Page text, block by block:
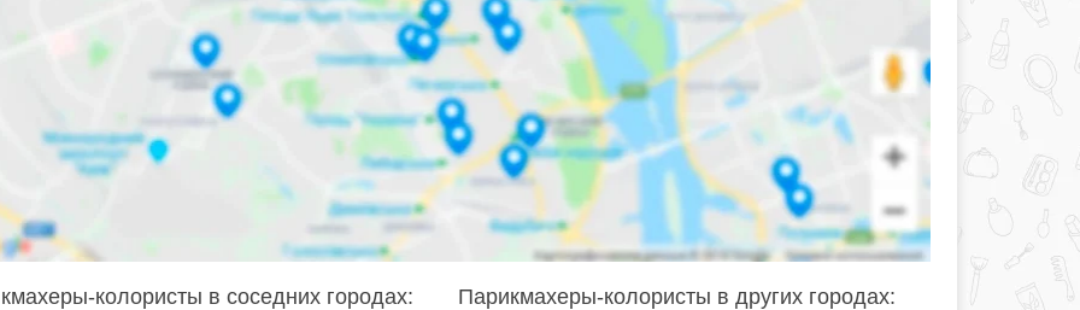
колористы в соседних городах: Парикмахеры-колористы в других городах: